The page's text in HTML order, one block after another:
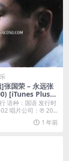
张国荣 – 永远张
[iTunes Plus
语种：国语 发行时
唱片公司：℗ 20...
1 年前